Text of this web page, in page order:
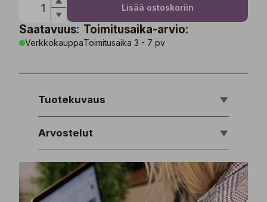
Lisää ostoskoriin
Saatavuus:
Verkkokauppa
Toimitusaika-arvio:
Toimitusaika 3 - 7 pv
Tuotekuvaus
Arvostelut